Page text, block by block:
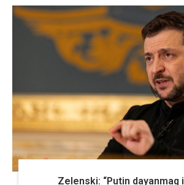
Zelenski: “Putin dayanmaq